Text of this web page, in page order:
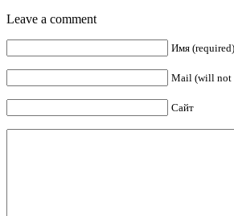
Leave a comment
Имя (required)
Mail (will not
Сайт